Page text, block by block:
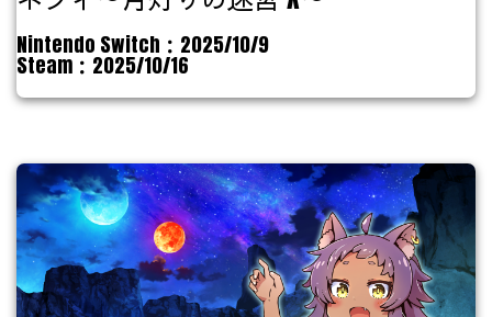
Nintendo Switch：2025/10/9
Steam：2025/10/16